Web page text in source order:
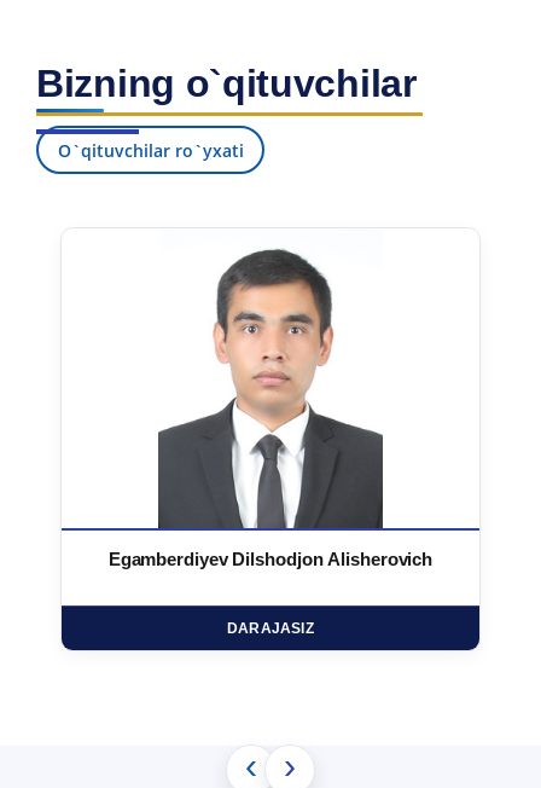
Bizning o`qituvchilar
O`qituvchilar ro`yxati
Egamberdiyev Dilshodjon Alisherovich
DARAJASIZ
‹ ›